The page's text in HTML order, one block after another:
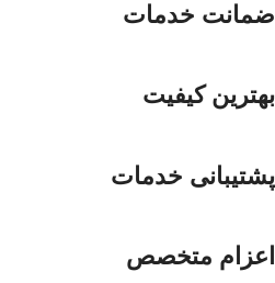
ضمانت خدمات
بهترین کیفیت
پشتیبانی خدمات
اعزام متخصص